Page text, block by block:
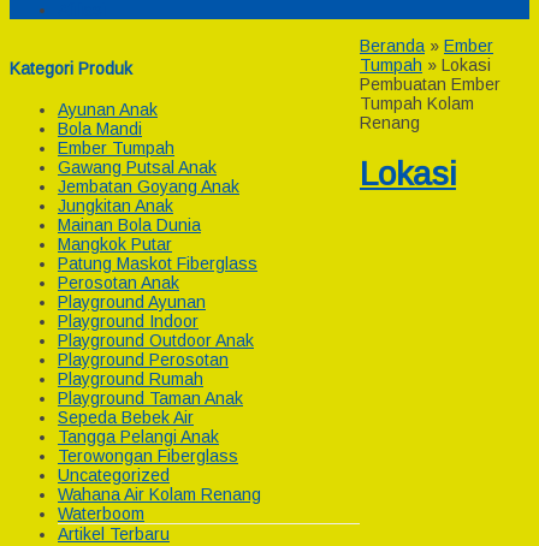
Kategori Produk
Ayunan Anak
Bola Mandi
Ember Tumpah
Gawang Putsal Anak
Jembatan Goyang Anak
Jungkitan Anak
Mainan Bola Dunia
Mangkok Putar
Patung Maskot Fiberglass
Perosotan Anak
Playground Ayunan
Playground Indoor
Playground Outdoor Anak
Playground Perosotan
Playground Rumah
Playground Taman Anak
Sepeda Bebek Air
Tangga Pelangi Anak
Terowongan Fiberglass
Uncategorized
Wahana Air Kolam Renang
Waterboom
Artikel Terbaru
Beranda » Ember
Tumpah » Lokasi
Pembuatan Ember
Tumpah Kolam
Renang
Lokasi